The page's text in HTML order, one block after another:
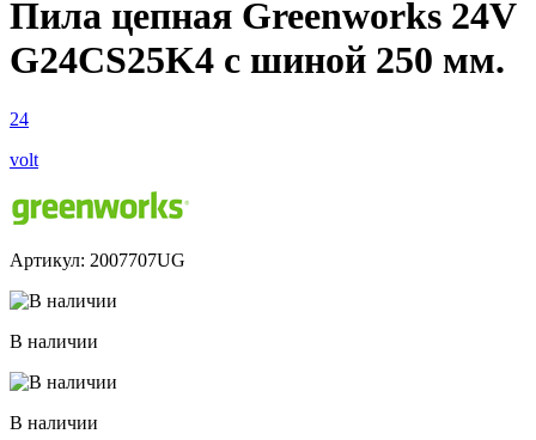
Пила цепная Greenworks 24V
G24CS25K4 с шиной 250 мм.
24
volt
Артикул: 2007707UG
В наличии
В наличии